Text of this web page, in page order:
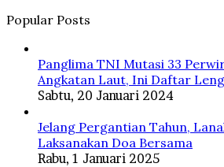
Popular Posts
Panglima TNI Mutasi 33
Angkatan Laut, Ini Daftar
Sabtu, 20 Januari 2024
Jelang Pergantian Tahun,
Laksanakan Doa Bersama
Rabu, 1 Januari 2025